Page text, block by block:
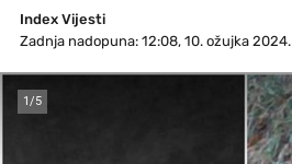
Index Vijesti
Zadnja nadopuna: 12:08, 10. ožujka 2024.
1/5